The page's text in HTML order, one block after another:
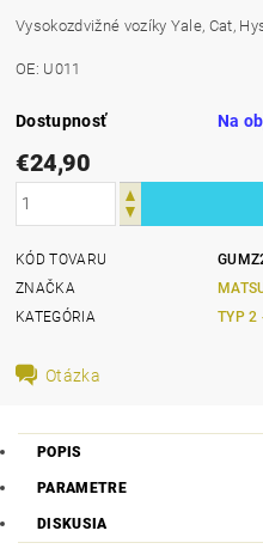
Vysokozdvižné vozíky Yale, Cat,
OE: U011
Dostupnosť Na
€24,90
KÓD TOVARU
ZNAČKA
KATEGÓRIA
TYP 2
Otázka
POPIS
PARAMETRE
DISKUSIA